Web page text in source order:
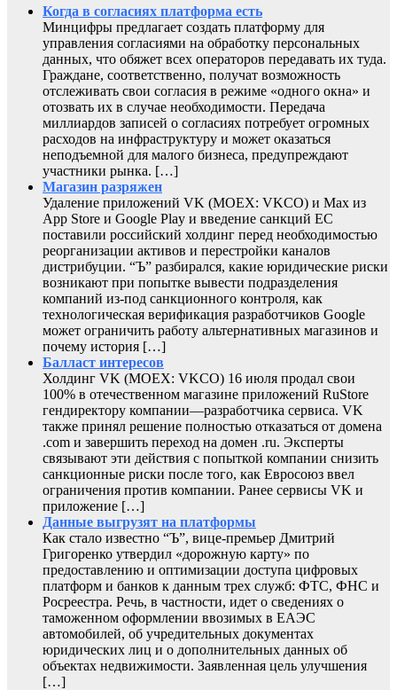
Когда в согласиях платформа есть
Минцифры предлагает создать платформу для
управления согласиями на обработку персональных
данных, что обяжет всех операторов передавать их туда.
Граждане, соответственно, получат возможность
отслеживать свои согласия в режиме «одного окна» и
отозвать их в случае необходимости. Передача
миллиардов записей о согласиях потребует огромных
расходов на инфраструктуру и может оказаться
неподъемной для малого бизнеса, предупреждают
участники рынка. […]
Магазин разряжен
Удаление приложений VK (MOEX: VKCO) и Max из
App Store и Google Play и введение санкций ЕС
поставили российский холдинг перед необходимостью
реорганизации активов и перестройки каналов
дистрибуции. “Ъ” разбирался, какие юридические риски
возникают при попытке вывести подразделения
компаний из-под санкционного контроля, как
технологическая верификация разработчиков Google
может ограничить работу альтернативных магазинов и
почему история […]
Балласт интересов
Холдинг VK (MOEX: VKCO) 16 июля продал свои
100% в отечественном магазине приложений RuStore
гендиректору компании—разработчика сервиса. VK
также принял решение полностью отказаться от домена
.com и завершить переход на домен .ru. Эксперты
связывают эти действия с попыткой компании снизить
санкционные риски после того, как Евросоюз ввел
ограничения против компании. Ранее сервисы VK и
приложение […]
Данные выгрузят на платформы
Как стало известно “Ъ”, вице-премьер Дмитрий
Григоренко утвердил «дорожную карту» по
предоставлению и оптимизации доступа цифровых
платформ и банков к данным трех служб: ФТС, ФНС и
Росреестра. Речь, в частности, идет о сведениях о
таможенном оформлении ввозимых в ЕАЭС
автомобилей, об учредительных документах
юридических лиц и о дополнительных данных об
объектах недвижимости. Заявленная цель улучшения
[…]